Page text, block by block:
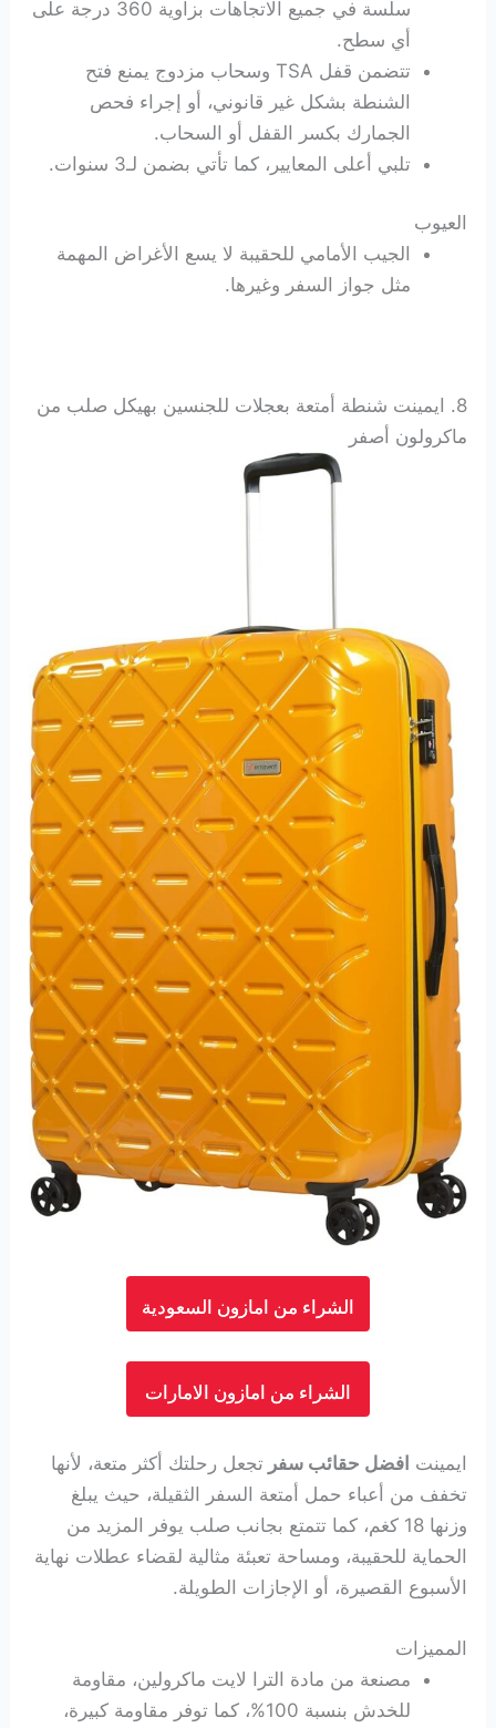
سلسة في جميع الاتجاهات بزاوية 360 درجة على
أي سطح.
تتضمن قفل TSA وسحاب مزدوج يمنع فتح
الشنطة بشكل غير قانوني، أو إجراء فحص
الجمارك بكسر القفل أو السحاب.
تلبي أعلى المعايير، كما تأتي بضمن لـ3 سنوات.
العيوب
الجيب الأمامي للحقيبة لا يسع الأغراض المهمة
مثل جواز السفر وغيرها.
8. ايمينت شنطة أمتعة بعجلات للجنسين بهيكل صلب من
ماكرولون أصفر
الشراء من امازون السعودية
الشراء من امازون الامارات
ايمينت افضل حقائب سفر تجعل رحلتك أكثر متعة، لأنها
تخفف من أعباء حمل أمتعة السفر الثقيلة، حيث يبلغ
وزنها 18 كغم، كما تتمتع بجانب صلب يوفر المزيد من
الحماية للحقيبة، ومساحة تعبئة مثالية لقضاء عطلات نهاية
الأسبوع القصيرة، أو الإجازات الطويلة.
المميزات
مصنعة من مادة الترا لايت ماكرولين، مقاومة
للخدش بنسبة 100%، كما توفر مقاومة كبيرة،